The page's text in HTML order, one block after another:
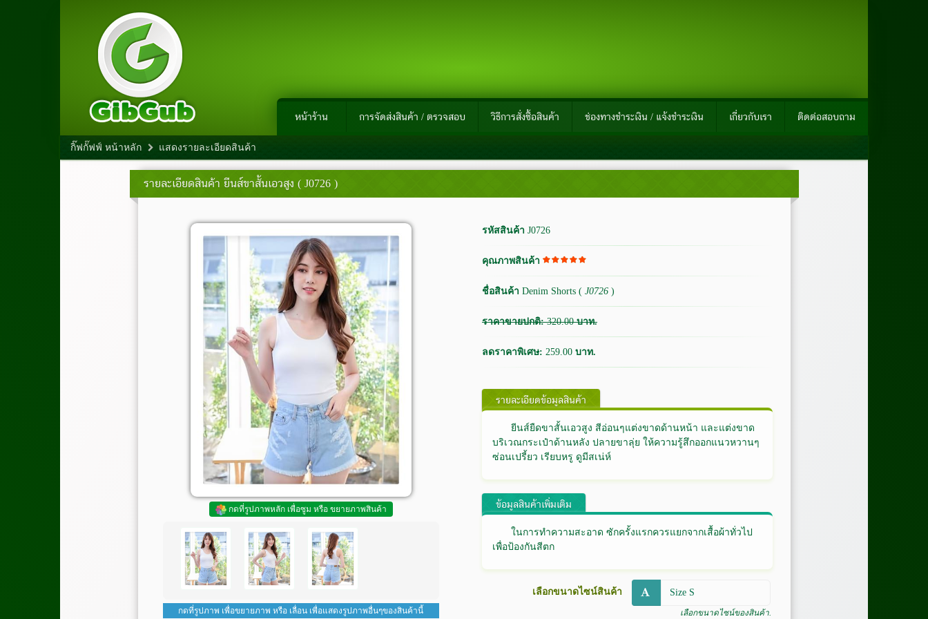
หน้าร้าน การจัดส่งสินค้า / ตรวจสอบ วิธีการสั่งซื้อสินค้า ช่องทางชำระเงิน / แจ้งชำระเงิน เกี่ยวกับเรา ติดต่อสอบถาม
กิ๊ฟกั๊ฟฟ์ หน้าหลัก แสดงรายละเอียดสินค้า
รายละเอียดสินค้า ยีนส์ขาสั้นเอวสูง ( J0726 )
กดที่รูปภาพหลัก เพื่อซูม หรือ ขยายภาพสินค้า
กดที่รูปภาพ เพื่อขยายภาพ หรือ เลื่อน เพื่อแสดงรูปภาพอื่นๆของสินค้านี้
รหัสสินค้า J0726
คุณภาพสินค้า
ชื่อสินค้า Denim Shorts ( J0726 )
ราคาขายปกติ:320.00บาท.
ลดราคาพิเศษ: 259.00 บาท.
รายละเอียดข้อมูลสินค้า
ยีนส์ยืดขาสั้นเอวสูง สีอ่อนๆแต่งขาดด้านหน้า และแต่งขาด
บริเวณกระเป๋าด้านหลัง ปลายขาลุ่ย ให้ความรู้สึกออกแนวหวานๆ
ซ่อนเปรี้ยว เรียบหรู ดูมีสเน่ห์
ข้อมูลสินค้าเพิ่มเติม
ในการทำความสะอาด ซักครั้งแรกควรแยกจากเสื้อผ้าทั่วไป
เพื่อป้องกันสีตก
เลือกขนาดไซน์สินค้า
เลือกขนาดไซน์ของสินค้า.